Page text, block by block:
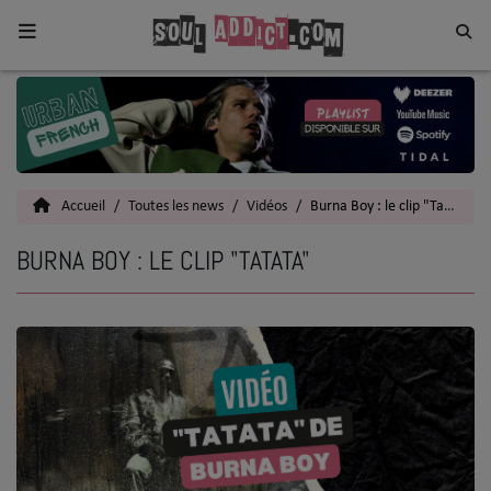
Home
Toutes les News
Actu
Interviews
Talents
Top 5
Accueil Toutes les news Vidéos Burna Boy : le clip "TaTaTa"
BURNA BOY : LE CLIP "TATATA"